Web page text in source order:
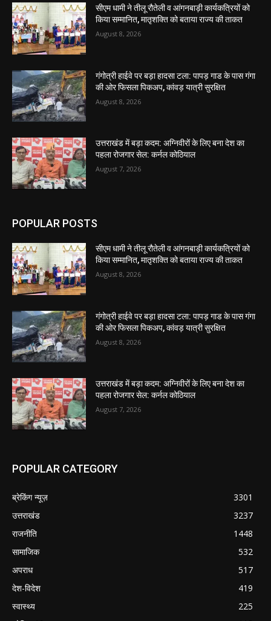
सीएम धामी ने तीलू रौतेली व आंगनबाड़ी कार्यकत्रियों को
किया सम्मानित, मातृशक्ति को बताया राज्य की ताकत
August 8, 2026
गंगोत्री हाईवे पर बड़ा हादसा टला: पापड़ गाड के पास गंगा
की ओर फिसला पिकअप, कांवड़ यात्री सुरक्षित
August 8, 2026
उत्तराखंड में बड़ा कदम: अग्निवीरों के लिए बना देश का
पहला रोजगार सेल: कर्नल कोठियाल
August 7, 2026
POPULAR POSTS
सीएम धामी ने तीलू रौतेली व आंगनबाड़ी कार्यकत्रियों को
किया सम्मानित, मातृशक्ति को बताया राज्य की ताकत
August 8, 2026
गंगोत्री हाईवे पर बड़ा हादसा टला: पापड़ गाड के पास गंगा
की ओर फिसला पिकअप, कांवड़ यात्री सुरक्षित
August 8, 2026
उत्तराखंड में बड़ा कदम: अग्निवीरों के लिए बना देश का
पहला रोजगार सेल: कर्नल कोठियाल
August 7, 2026
POPULAR CATEGORY
ब्रेकिंग न्यूज़
3301
उत्तराखंड
3237
राजनीति
1448
सामाजिक
532
अपराध
517
देश-विदेश
419
स्वास्थ्य
225